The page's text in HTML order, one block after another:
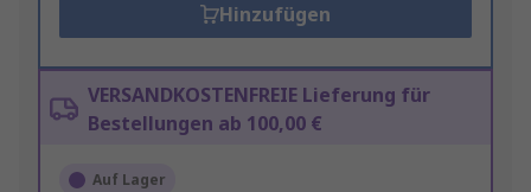
Hinzufügen
VERSANDKOSTENFREIE Lieferung für
Bestellungen ab 100,00 €
Auf Lager